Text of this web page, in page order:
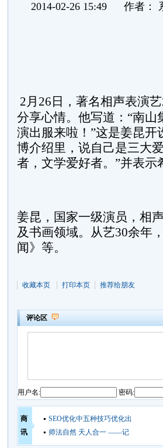
2014-02-26 15:49 作者：
2 月 26 日
，著名相声表演
分享心情。他写道：“南
演出服来啦！”这是姜昆开
博介绍里，说自己是三大
者，文学爱好者。”并表
姜昆，国家一级演员，相
及书画领域。从艺30余年
闻》等。
收藏本页 打印本页 推荐给朋友
评论区
用户名: 密码:
商
讯
SEO优化中五种技巧优化出
师法自然 天人合一 ——记